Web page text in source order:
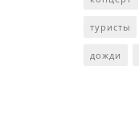
туристы
дожди